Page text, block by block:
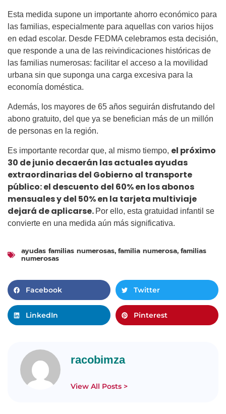
Esta medida supone un importante ahorro económico para
las familias, especialmente para aquellas con varios hijos
en edad escolar. Desde FEDMA celebramos esta decisión,
que responde a una de las reivindicaciones históricas de
las familias numerosas: facilitar el acceso a la movilidad
urbana sin que suponga una carga excesiva para la
economía doméstica.
Además, los mayores de 65 años seguirán disfrutando del
abono gratuito, del que ya se benefician más de un millón
de personas en la región.
Es importante recordar que, al mismo tiempo, el próximo
30 de junio decaerán las actuales ayudas
extraordinarias del Gobierno al transporte
público: el descuento del 60% en los abonos
mensuales y del 50% en la tarjeta multiviaje
dejará de aplicarse. Por ello, esta gratuidad infantil se
convierte en una medida aún más significativa.
ayudas familias numerosas, familia numerosa, familias
numerosas
Facebook Twitter
LinkedIn Pinterest
racobimza
View All Posts >